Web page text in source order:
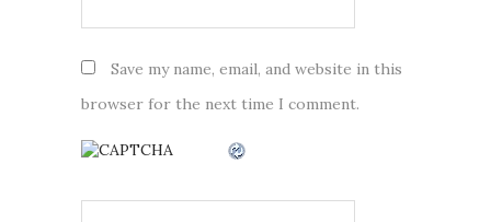
Save my name, email, and website in this
browser for the next time I comment.